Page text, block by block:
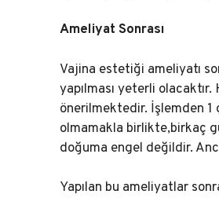
Ameliyat Sonrası
Vajina estetiği ameliyatı
yapılması yeterli
önerilmektedir. İşlemden 1
olmamakla birlikte,birkaç
doğuma engel değildir.
Yapılan bu ameliyatlar